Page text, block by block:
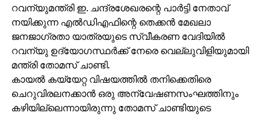
റവന്യുമന്ത്രി ഇ. ചന്ദ്രശേഖരന്റെ പാര്‍ട്ടി നേതാവ്
നയിക്കുന്ന എല്‍ഡിഎഫിന്റെ തെക്കന്‍ മേഖലാ
ജനജാഗ്രതാ യാത്രയുടെ സ്വീകരണ വേദിയില്‍
റവന്യു ഉദ്യോഗസ്ഥര്‍ക്ക് നേരെ വെല്ലുവിളിയുമായി
മന്ത്രി തോമസ് ചാണ്ടി.
കായല്‍ കയ്യേറ്റ വിഷയത്തില്‍ തനിക്കെതിരെ
ചെറുവിരലനക്കാന്‍ ഒരു അന്വേഷണസംഘത്തിനും
കഴിയില്ലെന്നായിരുന്നു തോമസ് ചാണ്ടിയുടെ